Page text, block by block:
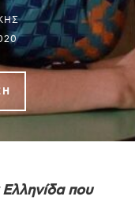
Ελληνίδα που